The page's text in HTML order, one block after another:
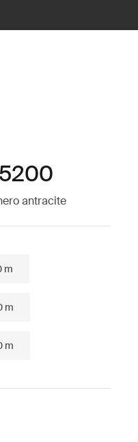
antracite
m
m
m
Antracite (selected)
Anodizzato